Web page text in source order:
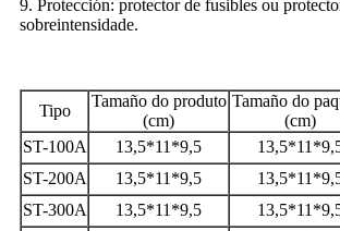
9. Protección: protector de fusibles ou
sobreintensidade.
Tipo
Tamaño do produto
(cm)
Tamaño do
(cm)
ST-100A
13,5*11*9,5
ST-200A
13,5*11*9,5
ST-300A
13,5*11*9,5